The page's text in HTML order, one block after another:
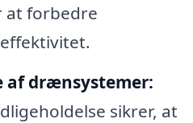
at forbedre
af drænsystemer:
sikrer, at